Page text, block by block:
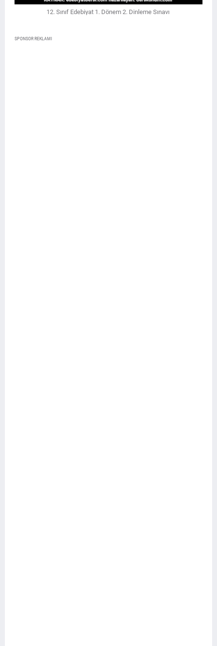
12. Sınıf Edebiyat 1. Dönem 2. Dinleme Sınavı
SPONSOR REKLAMI